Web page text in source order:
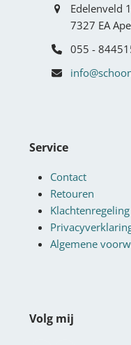
Edelenveld
7327 EA
055 -
Service
Contact
Retouren
Klachtenregeling
Algemene
Volg mij